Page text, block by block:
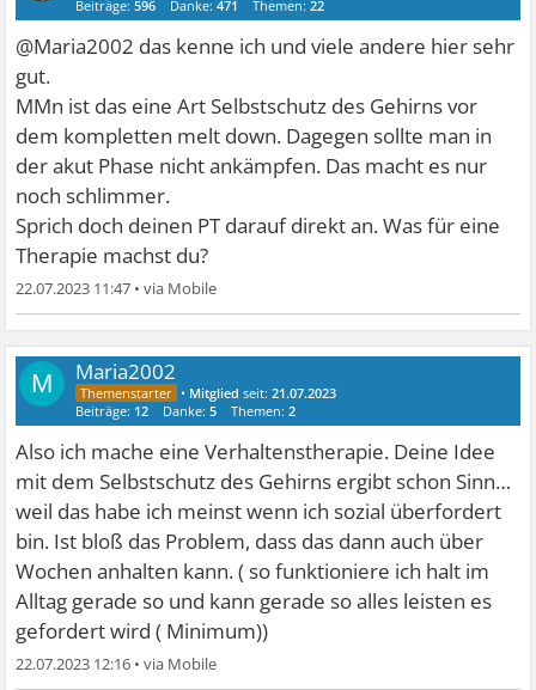
Beiträge:596 Danke:471 Themen:22
@Maria2002 das kenne ich und viele andere hier sehr
gut.
MMn ist das eine Art Selbstschutz des Gehirns vor
dem kompletten melt down. Dagegen sollte man in
der akut Phase nicht ankämpfen. Das macht es nur
noch schlimmer.
Sprich doch deinen PT darauf direkt an. Was für eine
Therapie machst du?
22.07.2023 11:47 •
M Maria2002
• Mitglied seit:21.07.2023
Beiträge: 12 Danke:5 Themen:2
Also ich mache eine Verhaltenstherapie. Deine Idee
mit dem Selbstschutz des Gehirns ergibt schon Sinn…
weil das habe ich meinst wenn ich sozial überfordert
bin. Ist bloß das Problem, dass das dann auch über
Wochen anhalten kann. ( so funktioniere ich halt im
Alltag gerade so und kann gerade so alles leisten es
gefordert wird ( Minimum))
22.07.2023 12:16 •